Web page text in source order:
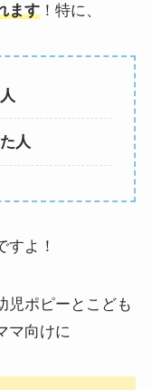
ます！特に、
人
すよ！
児ポピーとこども
マ向けに